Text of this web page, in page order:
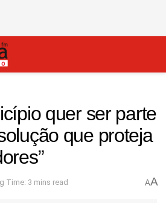
quer ser parte
que proteja
Time: 3 mins read AA